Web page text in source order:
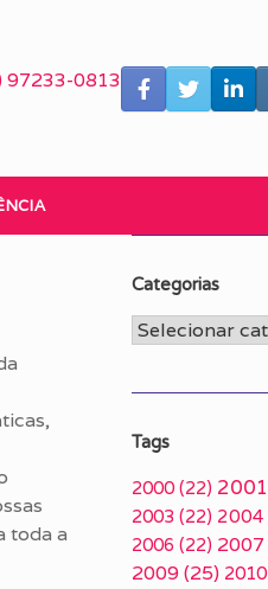
97233-0813
toda a
Categorias
Categorias
Tags
2000 (22) 2001
2003 (22) 2004
2006 (22) 2007
2009(25) 2010